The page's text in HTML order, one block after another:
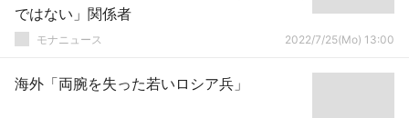
ではない」関係者
モナニュース 2022/7/25(Mo) 13:00
海外「両腕を失った若いロシア兵」